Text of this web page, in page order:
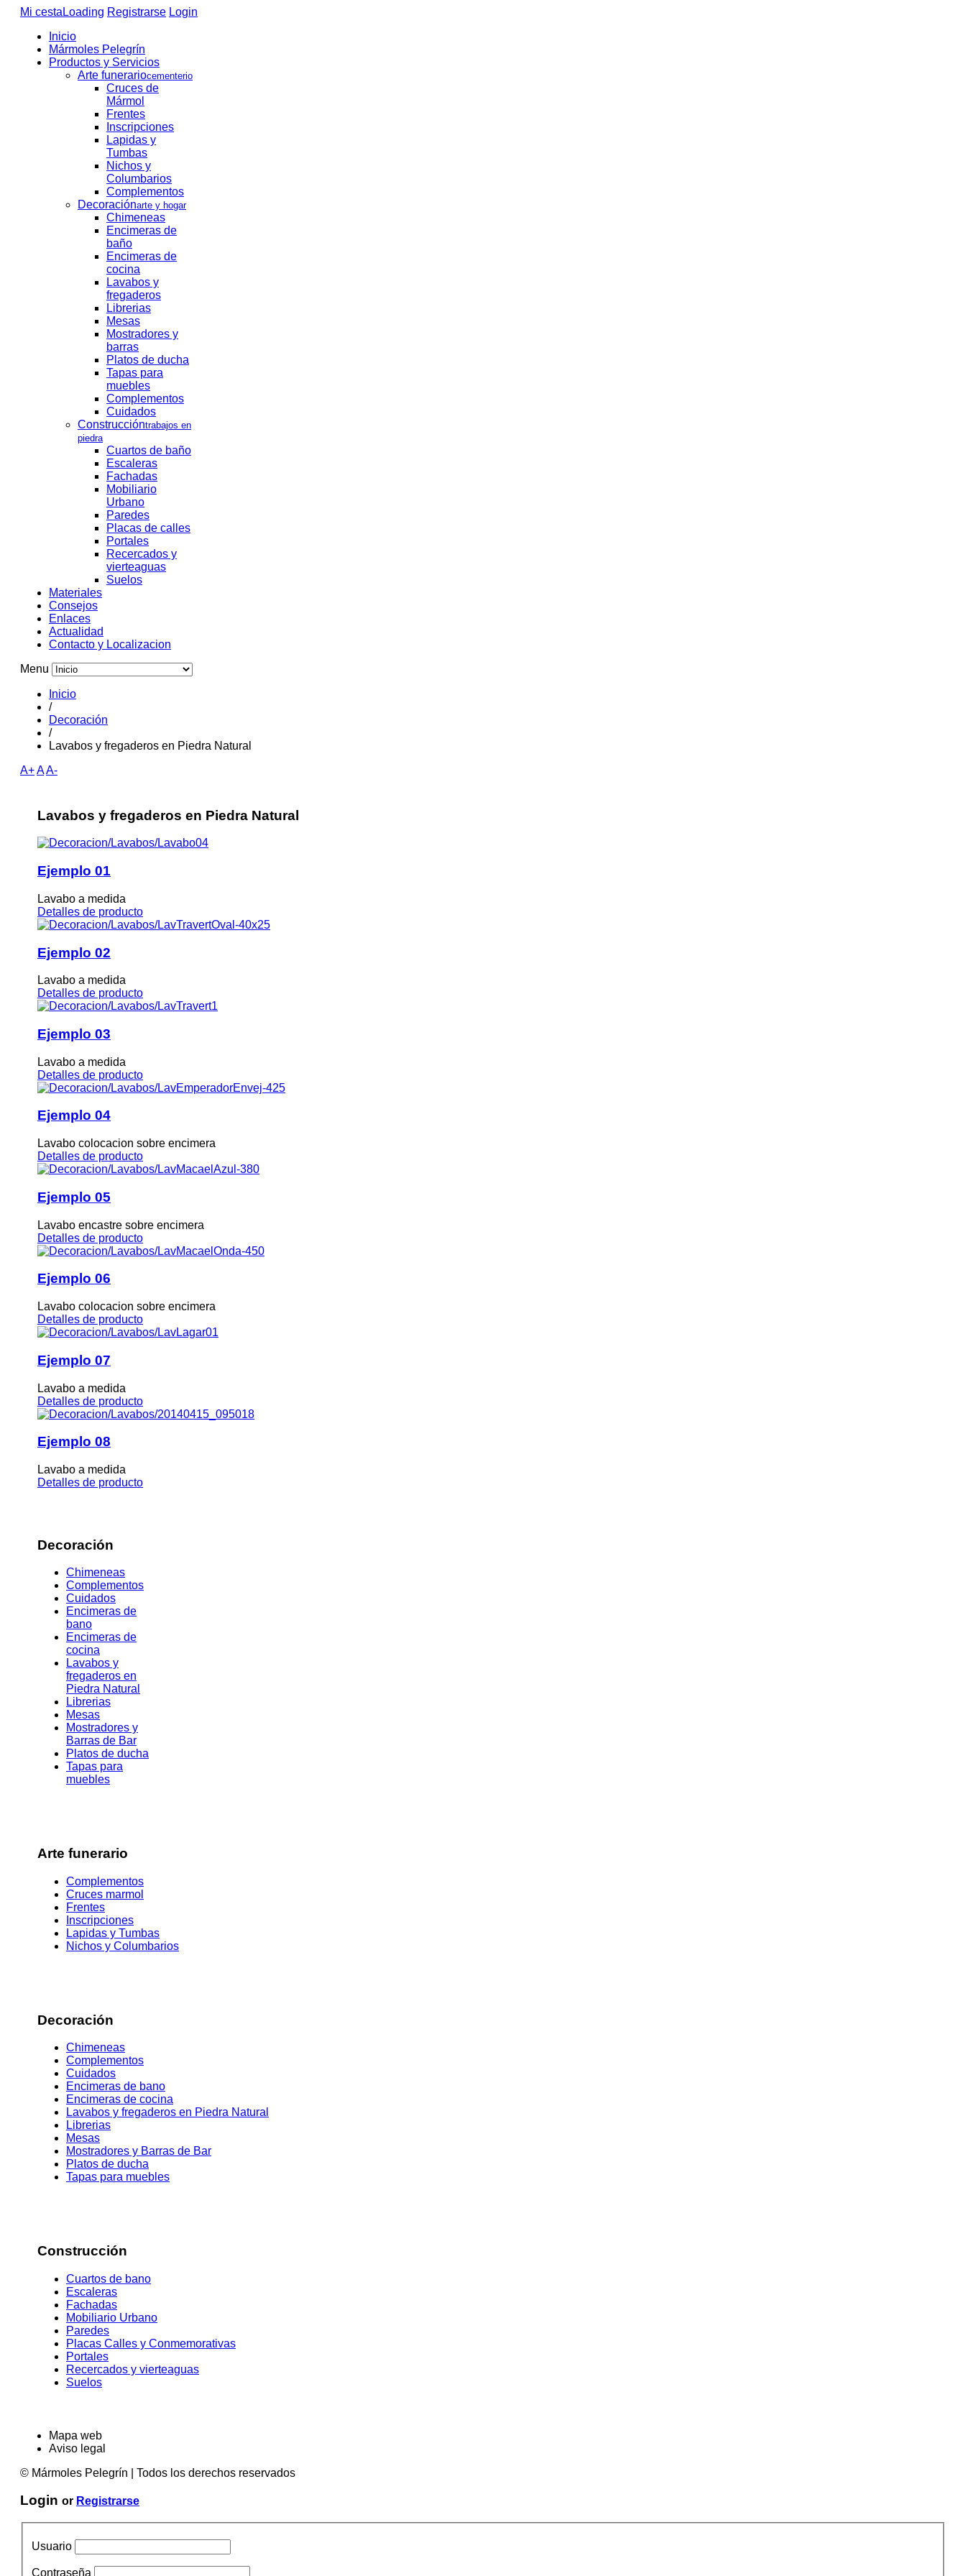
Mi cesta Loading Registrarse Login
Inicio
Mármoles Pelegrín
Productos y Servicios
Arte funerariocementerio
Cruces de
Mármol
Frentes
Inscripciones
Lapidas y
Tumbas
Nichos y
Columbarios
Complementos
Decoraciónarte y hogar
Chimeneas
Encimeras de
baño
Encimeras de
cocina
Lavabos y
fregaderos
Librerias
Mesas
Mostradores y
barras
Platos de ducha
Tapas para
muebles
Complementos
Cuidados
Construccióntrabajos en
piedra
Cuartos de baño
Escaleras
Fachadas
Mobiliario
Urbano
Paredes
Placas de calles
Portales
Recercados y
vierteaguas
Suelos
Materiales
Consejos
Enlaces
Actualidad
Contacto y Localizacion
Menu
Inicio
/
Decoración
/
Lavabos y fregaderos en Piedra Natural
A+AA-
Lavabos y fregaderos en Piedra Natural
Ejemplo 01
Lavabo a medida
Detalles de producto
Ejemplo 02
Lavabo a medida
Detalles de producto
Ejemplo 03
Lavabo a medida
Detalles de producto
Ejemplo 04
Lavabo colocacion sobre encimera
Detalles de producto
Ejemplo 05
Lavabo encastre sobre encimera
Detalles de producto
Ejemplo 06
Lavabo colocacion sobre encimera
Detalles de producto
Ejemplo 07
Lavabo a medida
Detalles de producto
Ejemplo 08
Lavabo a medida
Detalles de producto
Decoración
Chimeneas
Complementos
Cuidados
Encimeras de
bano
Encimeras de
cocina
Lavabos y
fregaderos en
Piedra Natural
Librerias
Mesas
Mostradores y
Barras de Bar
Platos de ducha
Tapas para
muebles
Arte funerario
Complementos
Cruces marmol
Frentes
Inscripciones
Lapidas y Tumbas
Nichos y Columbarios
Decoración
Chimeneas
Complementos
Cuidados
Encimeras de bano
Encimeras de cocina
Lavabos y fregaderos en Piedra Natural
Librerias
Mesas
Mostradores y Barras de Bar
Platos de ducha
Tapas para muebles
Construcción
Cuartos de bano
Escaleras
Fachadas
Mobiliario Urbano
Paredes
Placas Calles y Conmemorativas
Portales
Recercados y vierteaguas
Suelos
Mapa web
Aviso legal
© Mármoles Pelegrín | Todos los derechos reservados
Login or Registrarse
Usuario
Contraseña